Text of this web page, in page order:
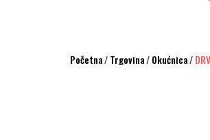
Početna/Trgovina/Okućnica/